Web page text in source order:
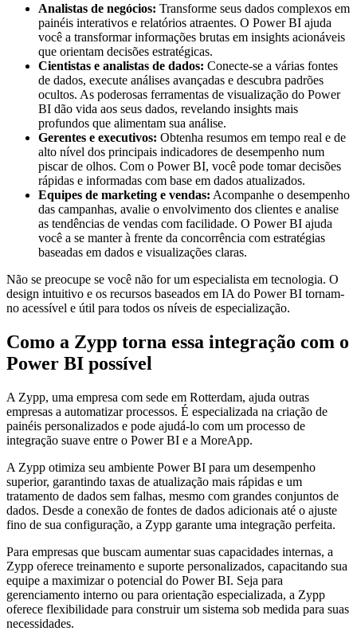
Analistas de negócios: Transforme seus dados complexos em
painéis interativos e relatórios atraentes. O Power BI ajuda
você a transformar informações brutas em insights acionáveis
que orientam decisões estratégicas.
Cientistas e analistas de dados: Conecte-se a várias fontes
de dados, execute análises avançadas e descubra padrões
ocultos. As poderosas ferramentas de visualização do Power
BI dão vida aos seus dados, revelando insights mais
profundos que alimentam sua análise.
Gerentes e executivos: Obtenha resumos em tempo real e de
alto nível dos principais indicadores de desempenho num
piscar de olhos. Com o Power BI, você pode tomar decisões
rápidas e informadas com base em dados atualizados.
Equipes de marketing e vendas: Acompanhe o desempenho
das campanhas, avalie o envolvimento dos clientes e analise
as tendências de vendas com facilidade. O Power BI ajuda
você a se manter à frente da concorrência com estratégias
baseadas em dados e visualizações claras.
Não se preocupe se você não for um especialista em tecnologia. O
design intuitivo e os recursos baseados em IA do Power BI tornam-
no acessível e útil para todos os níveis de especialização.
Como a Zypp torna essa integração com o
Power BI possível
A Zypp, uma empresa com sede em Rotterdam, ajuda outras
empresas a automatizar processos. É especializada na criação de
painéis personalizados e pode ajudá-lo com um processo de
integração suave entre o Power BI e a MoreApp.
A Zypp otimiza seu ambiente Power BI para um desempenho
superior, garantindo taxas de atualização mais rápidas e um
tratamento de dados sem falhas, mesmo com grandes conjuntos de
dados. Desde a conexão de fontes de dados adicionais até o ajuste
fino de sua configuração, a Zypp garante uma integração perfeita.
Para empresas que buscam aumentar suas capacidades internas, a
Zypp oferece treinamento e suporte personalizados, capacitando sua
equipe a maximizar o potencial do Power BI. Seja para
gerenciamento interno ou para orientação especializada, a Zypp
oferece flexibilidade para construir um sistema sob medida para suas
necessidades.